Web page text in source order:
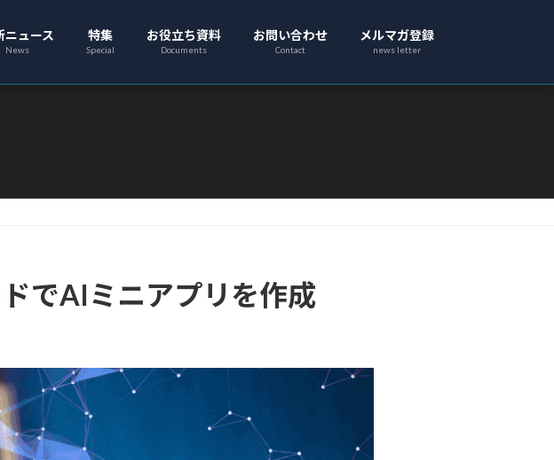
ニュース
News
特集
Special
お役立ち資料
Documents
お問い合わせ
Contact
メルマガ登録
news letter
でAIミニアプリを作成